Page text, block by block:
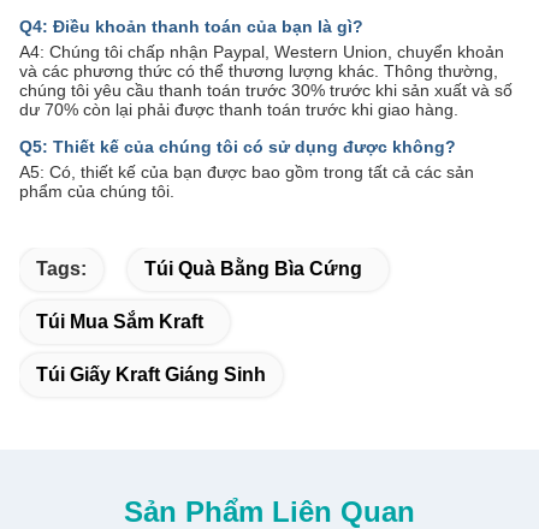
Q4: Điều khoản thanh toán của bạn là gì?
A4: Chúng tôi chấp nhận Paypal, Western Union, chuyển khoản
và các phương thức có thể thương lượng khác. Thông thường,
chúng tôi yêu cầu thanh toán trước 30% trước khi sản xuất và số
dư 70% còn lại phải được thanh toán trước khi giao hàng.
Q5: Thiết kế của chúng tôi có sử dụng được không?
A5: Có, thiết kế của bạn được bao gồm trong tất cả các sản
phẩm của chúng tôi.
Tags: Túi Quà Bằng Bìa Cứng
Túi Mua Sắm Kraft
Túi Giấy Kraft Giáng Sinh
Sản Phẩm Liên Quan